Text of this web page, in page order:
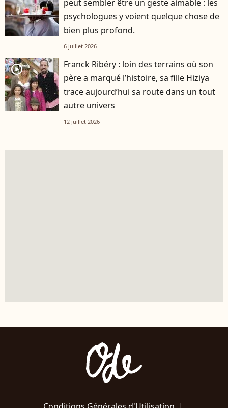
peut sembler être un geste aimable : les
psychologues y voient quelque chose de
bien plus profond.
6 juillet 2026
player2
Franck Ribéry : loin des terrains où son
père a marqué l’histoire, sa fille Hiziya
trace aujourd’hui sa route dans un tout
autre univers
12 juillet 2026